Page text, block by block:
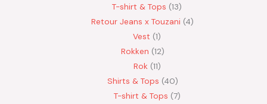
T-shirt & Tops 13
Retour Jeans x Touzani 4
Vest 1
Rokken 12
Rok 11
Shirts & Tops 40
T-shirt & Tops 7